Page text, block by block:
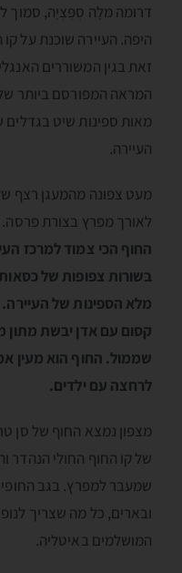
דרומה מלָה סְפֶּצְיָה, סמוך
היפה. העיירה שוכנת על
זאת בגין המשוררים
המראה המפורסם ביותר
מאות ספינות שיט בגדלים
העיירה.
מעט צפונה מהמעגן רצף
לאורך מפרץ בצורת פרסה.
החוף הכי צמוד למרכז
בשורות צפופות של
מלא הספינות של
קסום עם אדן יבשת מתון
שממול. החוף הוא מעין
לרחצה עם ילדים.
מצפון נמצא החוף של סן
של קו החוף החולי הנהדר
שמעבר למפרץ. בגב
ובארים, כל מה שצריך
המושלמים באיטליה.